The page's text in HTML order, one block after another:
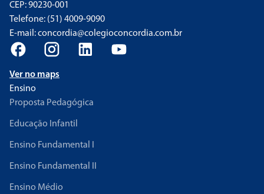
CEP: 90230-001
Telefone: (51) 4009-9090
E-mail: concordia@colegioconcordia.com.br
Ver no maps
Ensino
Proposta Pedagógica
Educação Infantil
Ensino Fundamental I
Ensino Fundamental II
Ensino Médio